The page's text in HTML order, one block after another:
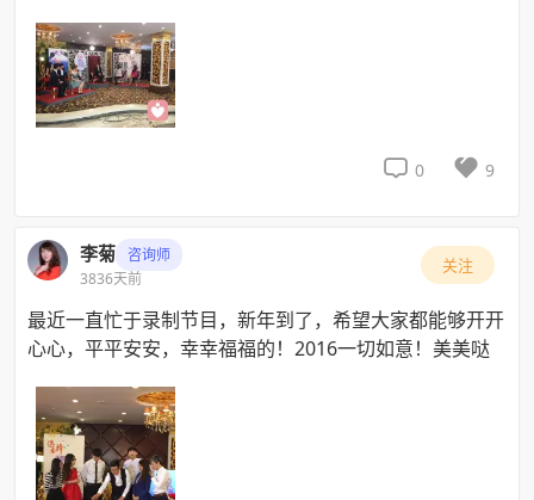
 0  9
李菊
咨询师
3836天前
关注
最近一直忙于录制节目，新年到了，希望大家都能够开开
心心，平平安安，幸幸福福的！2016一切如意！美美哒